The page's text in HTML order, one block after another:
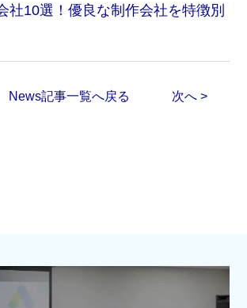
社10選！優良な制作会社を特徴別
News記事一覧へ戻る 次へ >